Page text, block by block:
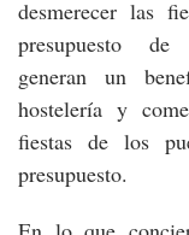
desmerecer las
presupuesto
generan un
hostelería y
fiestas de los
presupuesto.